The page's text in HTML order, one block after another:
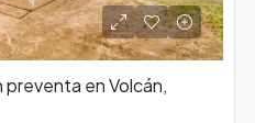
preventa en Volcán,